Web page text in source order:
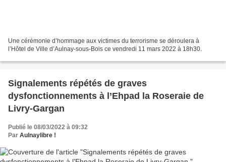
Une cérémonie d’hommage aux victimes du terrorisme se déroulera à
l’Hôtel de Ville d’Aulnay-sous-Bois ce vendredi 11 mars 2022 à 18h30.
Signalements répétés de graves
dysfonctionnements à l’Ehpad la Roseraie de
Livry-Gargan
Publié le 08/03/2022 à 09:32
Par Aulnaylibre !